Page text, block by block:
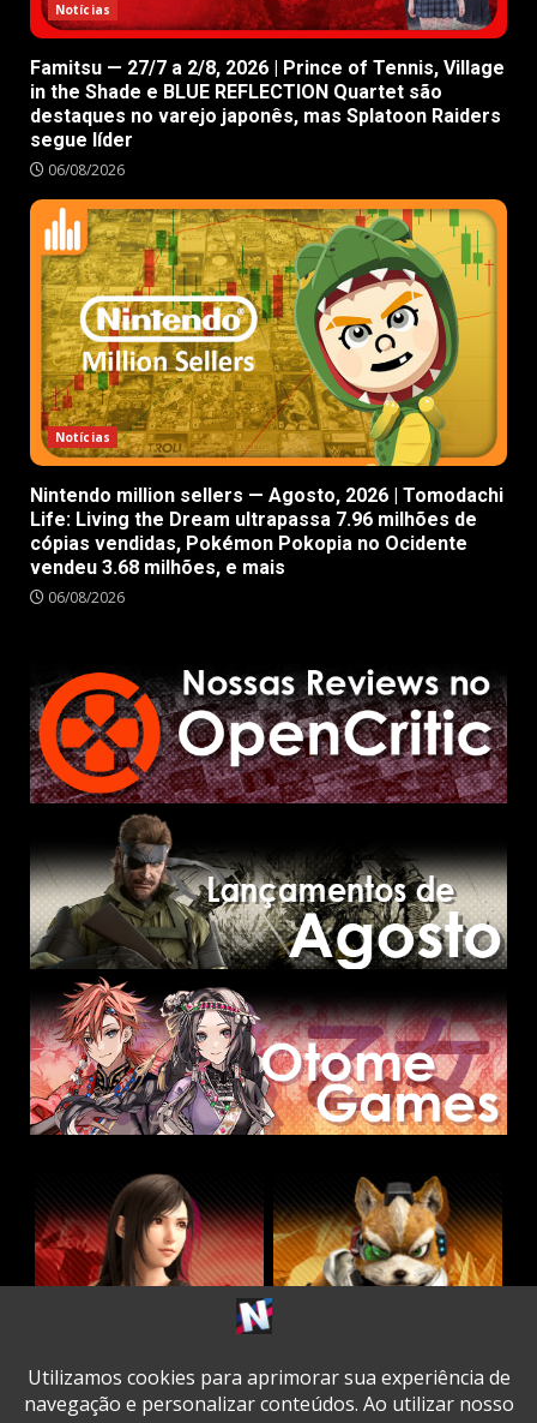
Notícias
Famitsu — 27/7 a 2/8, 2026 | Prince of Tennis, Village
in the Shade e BLUE REFLECTION Quartet são
destaques no varejo japonês, mas Splatoon Raiders
segue líder
06/08/2026
Notícias
Nintendo million sellers — Agosto, 2026 | Tomodachi
Life: Living the Dream ultrapassa 7.96 milhões de
cópias vendidas, Pokémon Pokopia no Ocidente
vendeu 3.68 milhões, e mais
06/08/2026